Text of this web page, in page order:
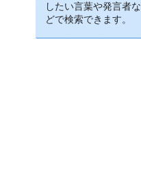
したい言葉や発言者な
どで検索できます。